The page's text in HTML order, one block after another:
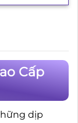
Cấp
dịp